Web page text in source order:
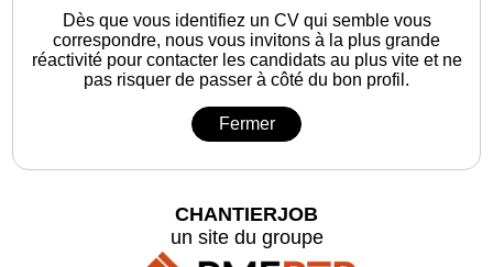
Dès que vous identifiez un CV qui semble vous
correspondre, nous vous invitons à la plus grande
réactivité pour contacter les candidats au plus vite et ne
pas risquer de passer à côté du bon profil.
Fermer
CHANTIERJOB
un site du groupe